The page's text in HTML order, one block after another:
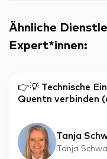
Ähnliche
Expert*innen:
👉💡 Technische
Quentn verbinden
Tanja
Tanja